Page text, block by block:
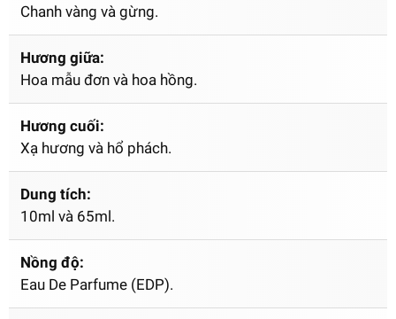
Chanh vàng và gừng.
Hương giữa:
Hoa mẫu đơn và hoa hồng.
Hương cuối:
Xạ hương và hổ phách.
Dung tích:
10ml và 65ml.
Nồng độ:
Eau De Parfume (EDP).